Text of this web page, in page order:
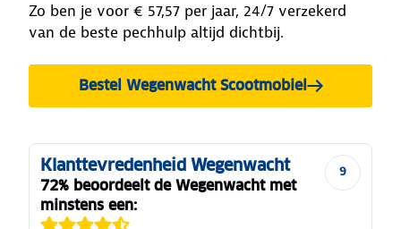
Zo ben je voor € 57,57 per jaar, 24/7 verzekerd
van de beste pechhulp altijd dichtbij.
Bestel Wegenwacht Scootmobiel
9
Klanttevredenheid Wegenwacht
72% beoordeelt de Wegenwacht met
minstens een: